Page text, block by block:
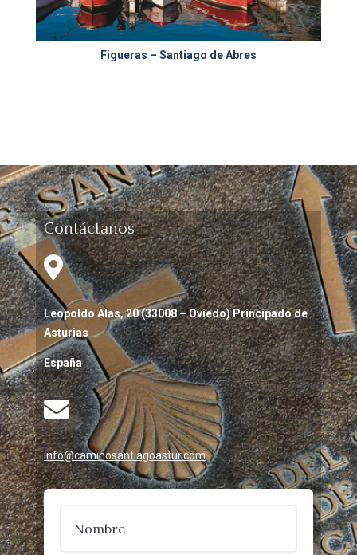
Figueras – Santiago de Abres
Contáctanos

Leopoldo Alas, 20 (33008 – Oviedo) Principado de
Asturias
España

info@caminosantiagoastur.com